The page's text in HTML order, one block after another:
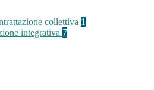
collettiva 1
integrativa 7